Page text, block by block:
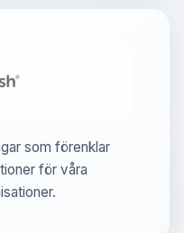
som förenklar
för våra